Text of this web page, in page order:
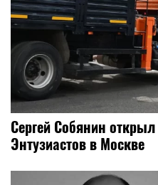
Сергей Собянин
Энтузиастов в Москве